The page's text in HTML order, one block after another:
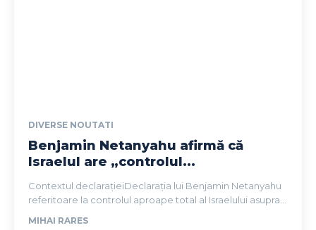
DIVERSE NOUTATI
Benjamin Netanyahu afirmă că
Israelul are „controlul...
Contextul declarațieiDeclarația lui Benjamin Netanyahu
referitoare la controlul aproape total al Israelului asupra...
MIHAI RARES